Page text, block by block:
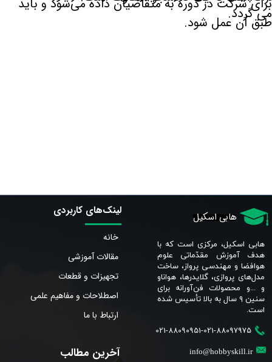
می گردد.
برای شرکت در دوره به متقاضیان داده می‌شود و باید
طبق آن عمل شود.
هابی اسکیل
هابی اسکیل، مرکزی است که با
هدف آموزش مقدّماتی علوم
هوافضا و مهندسی پرواز، ساخت
مدل‌های پروازی، گلایدرها، هواناو
و ...و محصولات فن‌آورانه برای
سنین ٩ سال به بالا تأسیس شده
است.​​​​​​​
021-88090951-021-88097975
info@hobbyskill.ir
لینک‌های کاربردی
خانه
مقالات آموزشی
تجهیزات و قطعات
اصطلاحات و مفاهیم علمی
ارتباط با ما
آخرین مطالب